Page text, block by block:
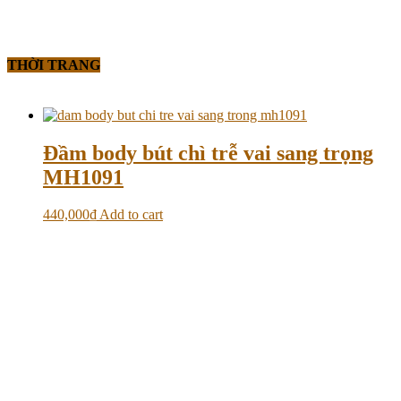
THỜI TRANG
Đầm body bút chì trễ vai sang trọng
MH1091
440,000₫Add to cart